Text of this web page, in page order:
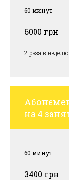
60 минут
6000 грн
2 раза в неделю
на 4
60 минут
3400 грн